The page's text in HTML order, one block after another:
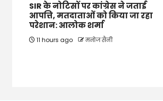
SIR के नोटिसों पर कांग्रेस ने जताई
आपत्ति, मतदाताओं को किया जा रहा
परेशान: आलोक शर्मा
11 hours ago मनोज सैनी